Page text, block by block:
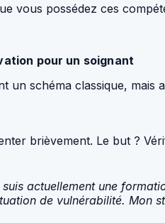
vous possédez ces
pour un soignant
schéma classique, mais
brièvement. Le but ?
actuellement une
de vulnérabilité.